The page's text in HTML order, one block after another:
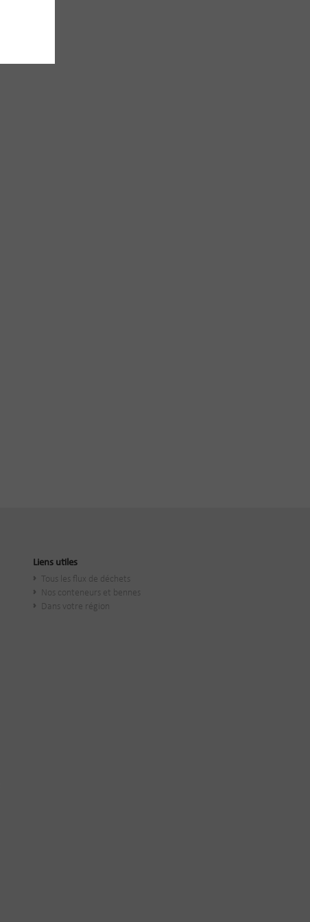
Liens utiles
Tous les flux de déchets
Nos conteneurs et bennes
Dans votre région